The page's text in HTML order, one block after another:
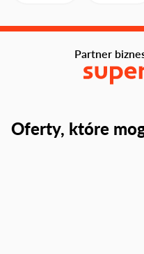
Oferty, które
Partner